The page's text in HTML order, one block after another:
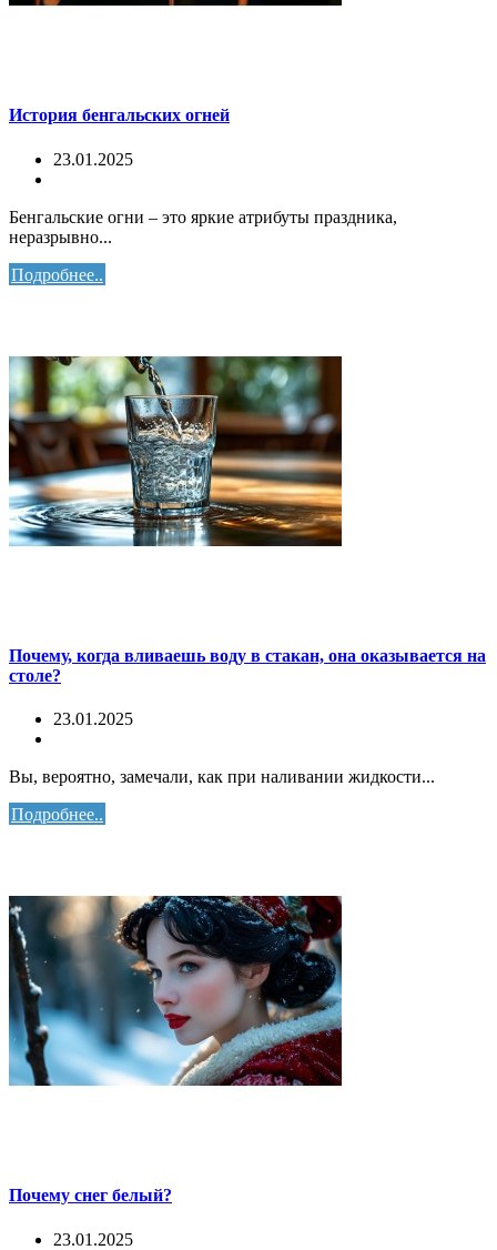
История бенгальских огней
23.01.2025
Бенгальские огни – это яркие атрибуты праздника,
неразрывно...
Подробнее..
Почему, когда вливаешь воду в стакан, она оказывается на
столе?
23.01.2025
Вы, вероятно, замечали, как при наливании жидкости...
Подробнее..
Почему снег белый?
23.01.2025